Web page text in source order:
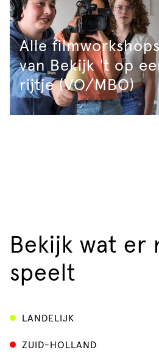
Alle filmworkshops
van Bekijk 't op
rijtje (VO/MBO)
Bekijk wat er
speelt
LANDELIJK
ZUID-HOLLAND